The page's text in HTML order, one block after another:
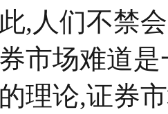
,人们不禁
市场难道
理论,证券